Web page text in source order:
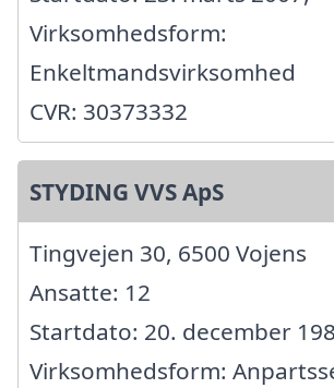
Virksomhedsform:
Enkeltmandsvirksomhed
CVR: 30373332
STYDING VVS ApS
Tingvejen 30, 6500 Vojens
Ansatte: 12
Startdato: 20. december
Virksomhedsform: